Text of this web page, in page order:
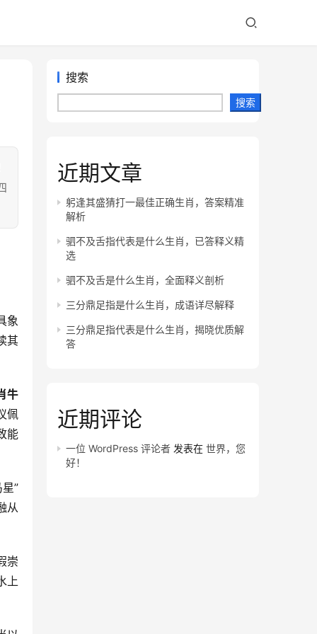
象
其
牛
佩
能
”
从
崇
上
搜索
搜索
近期文章
躬逢其盛猜打一最佳正确生肖，答案精准
解析
驷不及舌指代表是什么生肖，已答释义精
选
驷不及舌是什么生肖，全面释义剖析
三分鼎足指是什么生肖，成语详尽解释
三分鼎足指代表是什么生肖，揭晓优质解
答
近期评论
一位 WordPress 评论者 发表在 世界，您
好！